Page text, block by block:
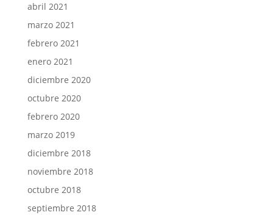
abril 2021
marzo 2021
febrero 2021
enero 2021
diciembre 2020
octubre 2020
febrero 2020
marzo 2019
diciembre 2018
noviembre 2018
octubre 2018
septiembre 2018